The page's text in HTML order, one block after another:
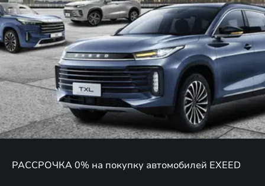
РАССРОЧКА 0% на покупку автомобилей EXEED